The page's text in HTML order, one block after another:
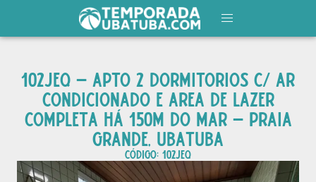
102JEQ – APTO 2 DORMITORIOS C/ AR
CONDICIONADO E AREA DE LAZER
COMPLETA HÁ 150M DO MAR – PRAIA
GRANDE, UBATUBA
CÓDIGO: 102jeq